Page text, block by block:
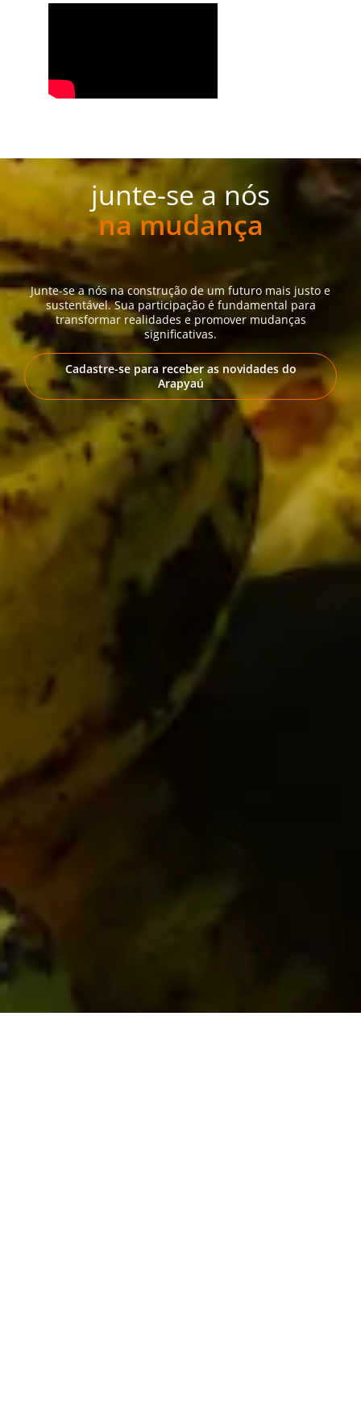
junte-se a nós
na mudança
Junte-se a nós na construção de um futuro mais justo e
sustentável. Sua participação é fundamental para
transformar realidades e promover mudanças
significativas.
Cadastre-se para receber as novidades do
Arapyaú